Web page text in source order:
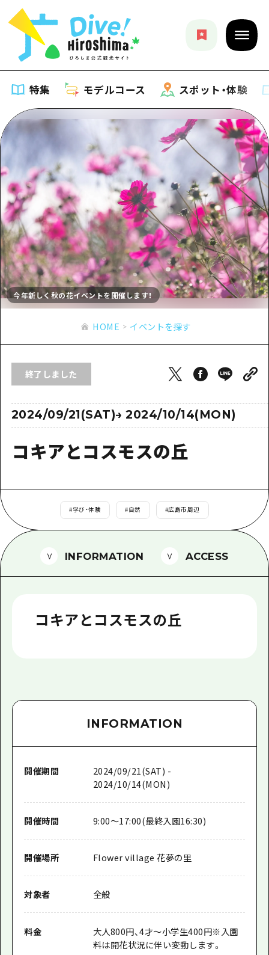
特集 モデルコース スポット・体験
特集一覧
おすすめ
アート
イベント・祭り
グルメ・酒
サイクリング
ショッピング
ナイトライフ
世界遺産
学び・体験
歴史・文化
自然
モデルコース
モデルコース一覧
Dive! Hiroshima 公式ガイド
広島もしもトラベル
あたらしい非日常
広島市周辺
安芸
備後
宮島周辺
山口県東部
日帰り
半日
2泊3日
スポット・体験
スポット・体験一覧
広島市周辺
安芸
備後
備北
宮島周辺
山口県東部
愛媛県
島根県
イベント
旬情報
お役立ち情報
アクセス
二次交通まとめ
施設の混雑状況のお知らせ
手荷物預かり・配送サービス
HIROSHIMA FREE Wi-Fi
観光案内所
広島県を訪れる外国人旅行者向け情報一
ボランティアガイド
ガイドブック
メディア掲載情報
フォトダウンロード
関連リンク
HOME
お問い合わせ
事業者・学校関係者の皆さま
HOME イベントを探す
終了しました
2024/09/21(SAT)→2024/10/14(MON)
コキアとコスモスの丘
#学び・体験 #自然 #広島市周辺
今年新しく秋の花イベントを開催します！
INFORMATION ACCESS
コキアとコスモスの丘
INFORMATION
開催期間
2024/09/21(SAT) -
2024/10/14(MON)
開催時間 9:00〜17:00(最終入園16:30)
開催場所 Flower village 花夢の里
対象者 全般
料金
大人800円、4才～小学生400円※入園
料は開花状況に伴い変動します。